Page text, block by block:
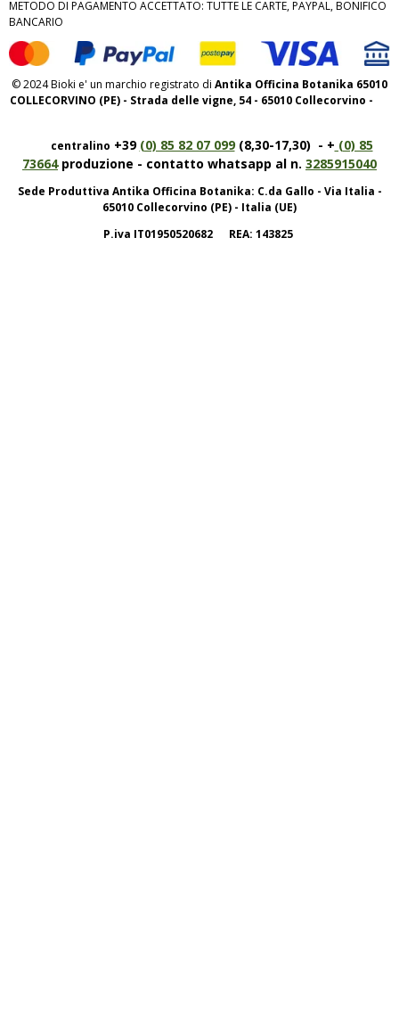
METODO DI PAGAMENTO ACCETTATO: TUTTE LE CARTE, PAYPAL, BONIFICO
BANCARIO
© 2024 Bioki e' un marchio registrato di Antika Officina Botanika 65010
COLLECORVINO (PE) - Strada delle vigne, 54 - 65010 Collecorvino -
centralino +39 (0) 85 82 07 099(8,30-17,30) - + (0) 85
73664produzione - contatto whatsapp al n. 3285915040
Sede Produttiva Antika Officina Botanika: C.da Gallo - Via Italia -
65010 Collecorvino (PE) - Italia (UE)
P.iva IT01950520682 REA: 143825